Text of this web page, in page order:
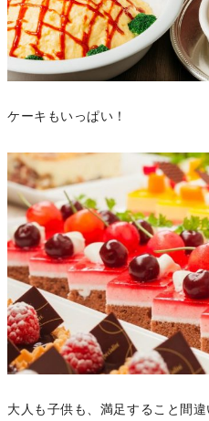
ケーキもいっぱい！
大人も子供も、満足すること間違